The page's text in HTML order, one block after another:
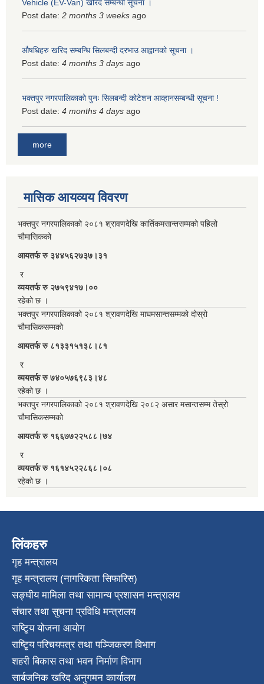
Vehicle (EV-Van) खरिद सम्बन्धी सूचना ।
Post date: 2 months 3 weeks ago
औषधिहरु खरिद सम्बन्धि सिलबन्दी दरभाउ आह्वानको सूचना ।
Post date: 4 months 3 days ago
भक्तपुर नगरपालिकाको पुनः सिलबन्दी कोटेशन आव्हानसम्बन्धी सूचना !
Post date: 4 months 4 days ago
more
मासिक आयव्यय विवरण
भक्तपुर नगरपालिकाको २०८१ श्रावणदेखि कार्तिकमसान्तसम्मको पहिलो
चौमासिकको
आयतर्फ रु‌ ३४४५६२७३७।३१
र
व्ययतर्फ रु २७५९४१७।००
रहेको छ ।
भक्तपुर नगरपालिकाको २०८१ श्रावणदेखि माघमसान्तसम्मको दोस्रो
चौमासिकसम्मको
आयतर्फ रु‌ ८१३३१५१३८।८१
र
व्ययतर्फ रु ७४०५७६९८३।४८
रहेको छ ।
भक्तपुर नगरपालिकाको २०८१ श्रावणदेखि २०८२ असार मसान्तसम्म तेस्रो
चौमासिकसम्मको
आयतर्फ रु‌ १६६७७२२५८८।७४
र
व्ययतर्फ रु १६१४५२२८६८।०८
रहेको छ ।
लिंकहरु
गृह मन्त्रालय
गृह मन्त्रालय (नागरिकता सिफारिस)
सङ्घीय मामिला तथा सामान्य प्रशासन मन्त्रालय
संचार तथा सुचना प्रविधि मन्त्रालय
राष्टि्ृय योजना आयोग
राष्टि्ृय परिचयपत्र तथा पञ्जिकरण विभाग
शहरी बिकास तथा भवन निर्माण विभाग
सार्बजनिक खरिद अनुगमन कार्यालय